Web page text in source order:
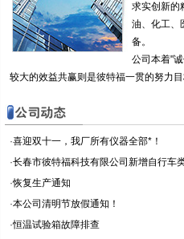
求实创新的
油、化工、
备。
公司本着"
较大的效益共赢则是彼特福一贯的努力
·喜迎双十一，我厂所有仪器全部*！
·长春市彼特福科技有限公司新增自行车
·恢复生产通知
·本公司清明节放假通知！
·恒温试验箱故障排查